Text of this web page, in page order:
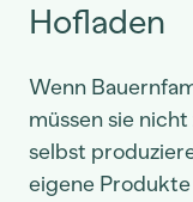
Hofladen
Wenn
müssen sie
selbst
eigene